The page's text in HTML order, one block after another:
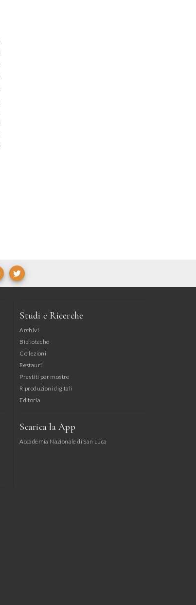
Studi e Ricerche
Archivi
Biblioteche
Collezioni
Restauri
Prestiti per mostre
Riproduzioni digitali
Editoria
Scarica la App
Accademia Nazionale di San Luca